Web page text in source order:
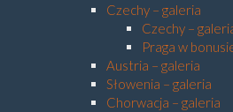
Czechy – galeria
Czechy –
Praga w
Austria – galeria
Słowenia – galeria
Chorwacja – galeria